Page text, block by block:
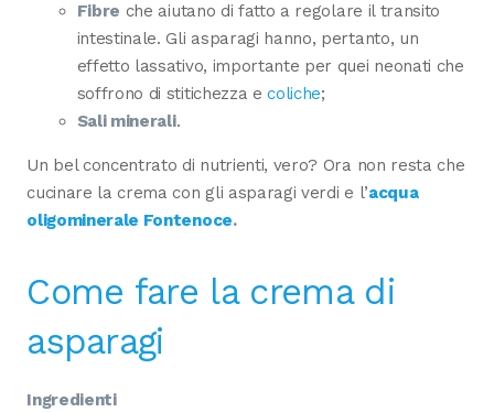
Fibre che aiutano di fatto a regolare il transito
intestinale. Gli asparagi hanno, pertanto, un
effetto lassativo, importante per quei neonati che
soffrono di stitichezza ecoliche;
Sali minerali.
Un bel concentrato di nutrienti, vero? Ora non resta che
cucinare la crema con gli asparagi verdi e l’acqua
oligominerale Fontenoce.
Come fare la crema di
asparagi
Ingredienti